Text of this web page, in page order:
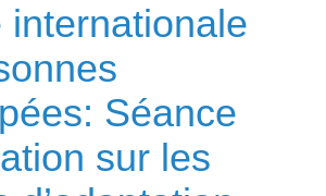
internationale
Séance
sur les